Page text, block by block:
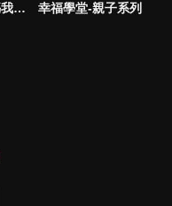
木曜4超玩 媽媽我來了 幸福學堂-親子系列